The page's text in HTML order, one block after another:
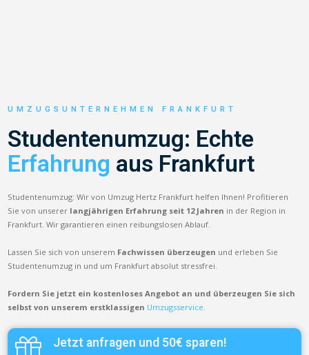
UMZUGSUNTERNEHMEN FRANKFURT
Studentenumzug: Echte
Erfahrung aus Frankfurt
Studentenumzug: Wir von Umzug Hertz Frankfurt helfen Ihnen! Profitieren
Sie von unserer langjährigen Erfahrung seit 12 Jahren in der Region in
Frankfurt. Wir garantieren einen reibungslosen Ablauf.
Lassen Sie sich von unserem Fachwissen überzeugen und erleben Sie
Studentenumzug in und um Frankfurt absolut stressfrei.
Fordern Sie jetzt ein kostenloses Angebot an und überzeugen Sie sich
selbst von unserem erstklassigen Umzugsservice.
Jetzt anfragen und 50€ sparen!